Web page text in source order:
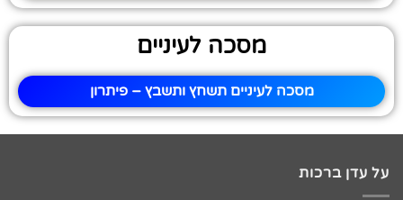
מסכה לעיניים
מסכה לעיניים תשחץ ותשבץ – פיתרון
על עדן ברכות